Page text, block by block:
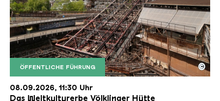
ÖFFENTLICHE FÜHRUNG
Der Erzschrägaufzug der Völklinger Hütte mit
Copyright: Weltkulturerbe Völklinger Hütte | Karl
©
08.09.2026, 11:30 Uhr
Das Weltkulturerbe Völklinger Hütte